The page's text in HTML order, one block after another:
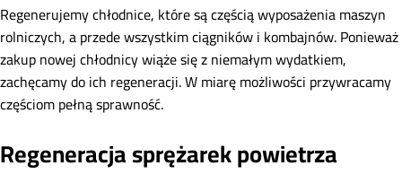
Regenerujemy chłodnice, które są częścią wyposażenia maszyn
rolniczych, a przede wszystkim ciągników i kombajnów. Ponieważ
zakup nowej chłodnicy wiąże się z niemałym wydatkiem,
zachęcamy do ich regeneracji. W miarę możliwości przywracamy
częściom pełną sprawność.
Regeneracja sprężarek powietrza